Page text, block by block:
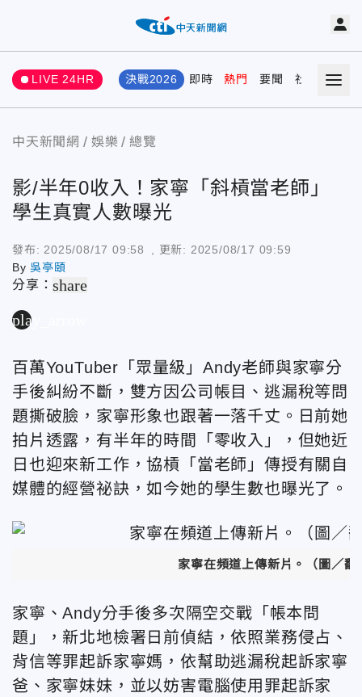
LIVE 24HR 決戰2026 即時 熱門 要聞 社會 娛樂
中天新聞網 娛樂 總覽
影/半年0收入！家寧「斜槓當老師」
學生真實人數曝光
發布: 2025/08/17 09:58 , 更新: 2025/08/17 09:59
By吳亭頤
分享：share
play_arrow
百萬YouTuber「眾量級」Andy老師與家寧分
手後糾紛不斷，雙方因公司帳目、逃漏稅等問
題撕破臉，家寧形象也跟著一落千丈。日前她
拍片透露，有半年的時間「零收入」，但她近
日也迎來新工作，協槓「當老師」傳授有關自
媒體的經營祕訣，如今她的學生數也曝光了。
家寧在頻道上傳新片。（圖／
家寧、Andy分手後多次隔空交戰「帳本問
題」，新北地檢署日前偵結，依照業務侵占、
背信等罪起訴家寧媽，依幫助逃漏稅起訴家寧
爸、家寧妹妹，並以妨害電腦使用罪起訴家